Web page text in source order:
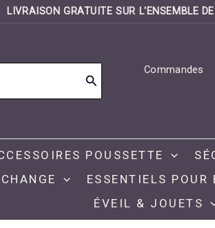
LIVRAISON GRATUITE SUR L'ENSEMBLE
Commandes
POUSSETTE
ESSENTIELS POUR
ÉVEIL & JOUETS